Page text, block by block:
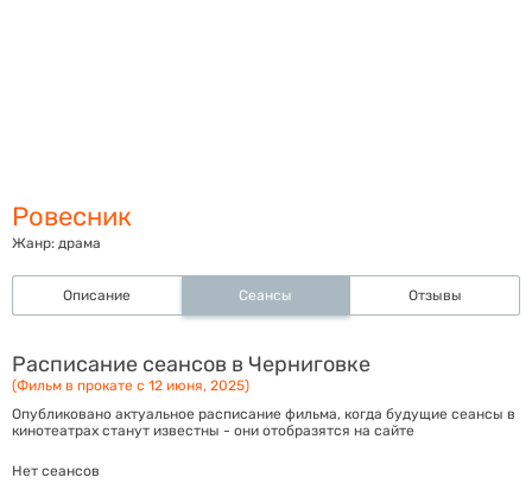
Ровесник
Жанр: драма
Описание Сеансы Отзывы
Расписание сеансов в Черниговке
(Фильм в прокате с 12 июня, 2025)
Опубликовано актуальное расписание фильма, когда будущие сеансы в
кинотеатрах станут известны - они отобразятся на сайте
Нет сеансов